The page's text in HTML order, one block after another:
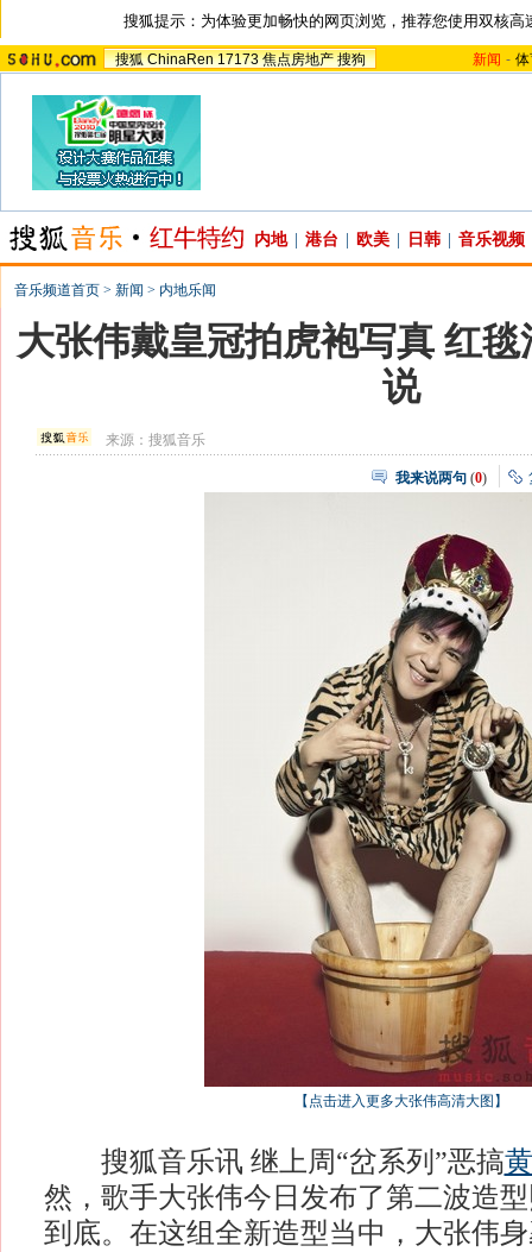
搜狐提示：为体验更加畅快的网页浏览，推荐您使用双核高
搜狐 ChinaRen 17173 焦点房地产 搜狗 新闻 -
内地 港台 欧美 日韩 音乐视频
音乐频道首页 > 新闻 > 内地乐闻
大张伟戴皇冠拍虎袍写真 红
说
来源：搜狐音乐
我来说两句 (0)
【点击进入更多大张伟高清大图】
搜狐音乐讯 继上周“岔系列”恶搞
然，歌手大张伟今日发布了第二波造
到底。在这组全新造型当中，大张伟